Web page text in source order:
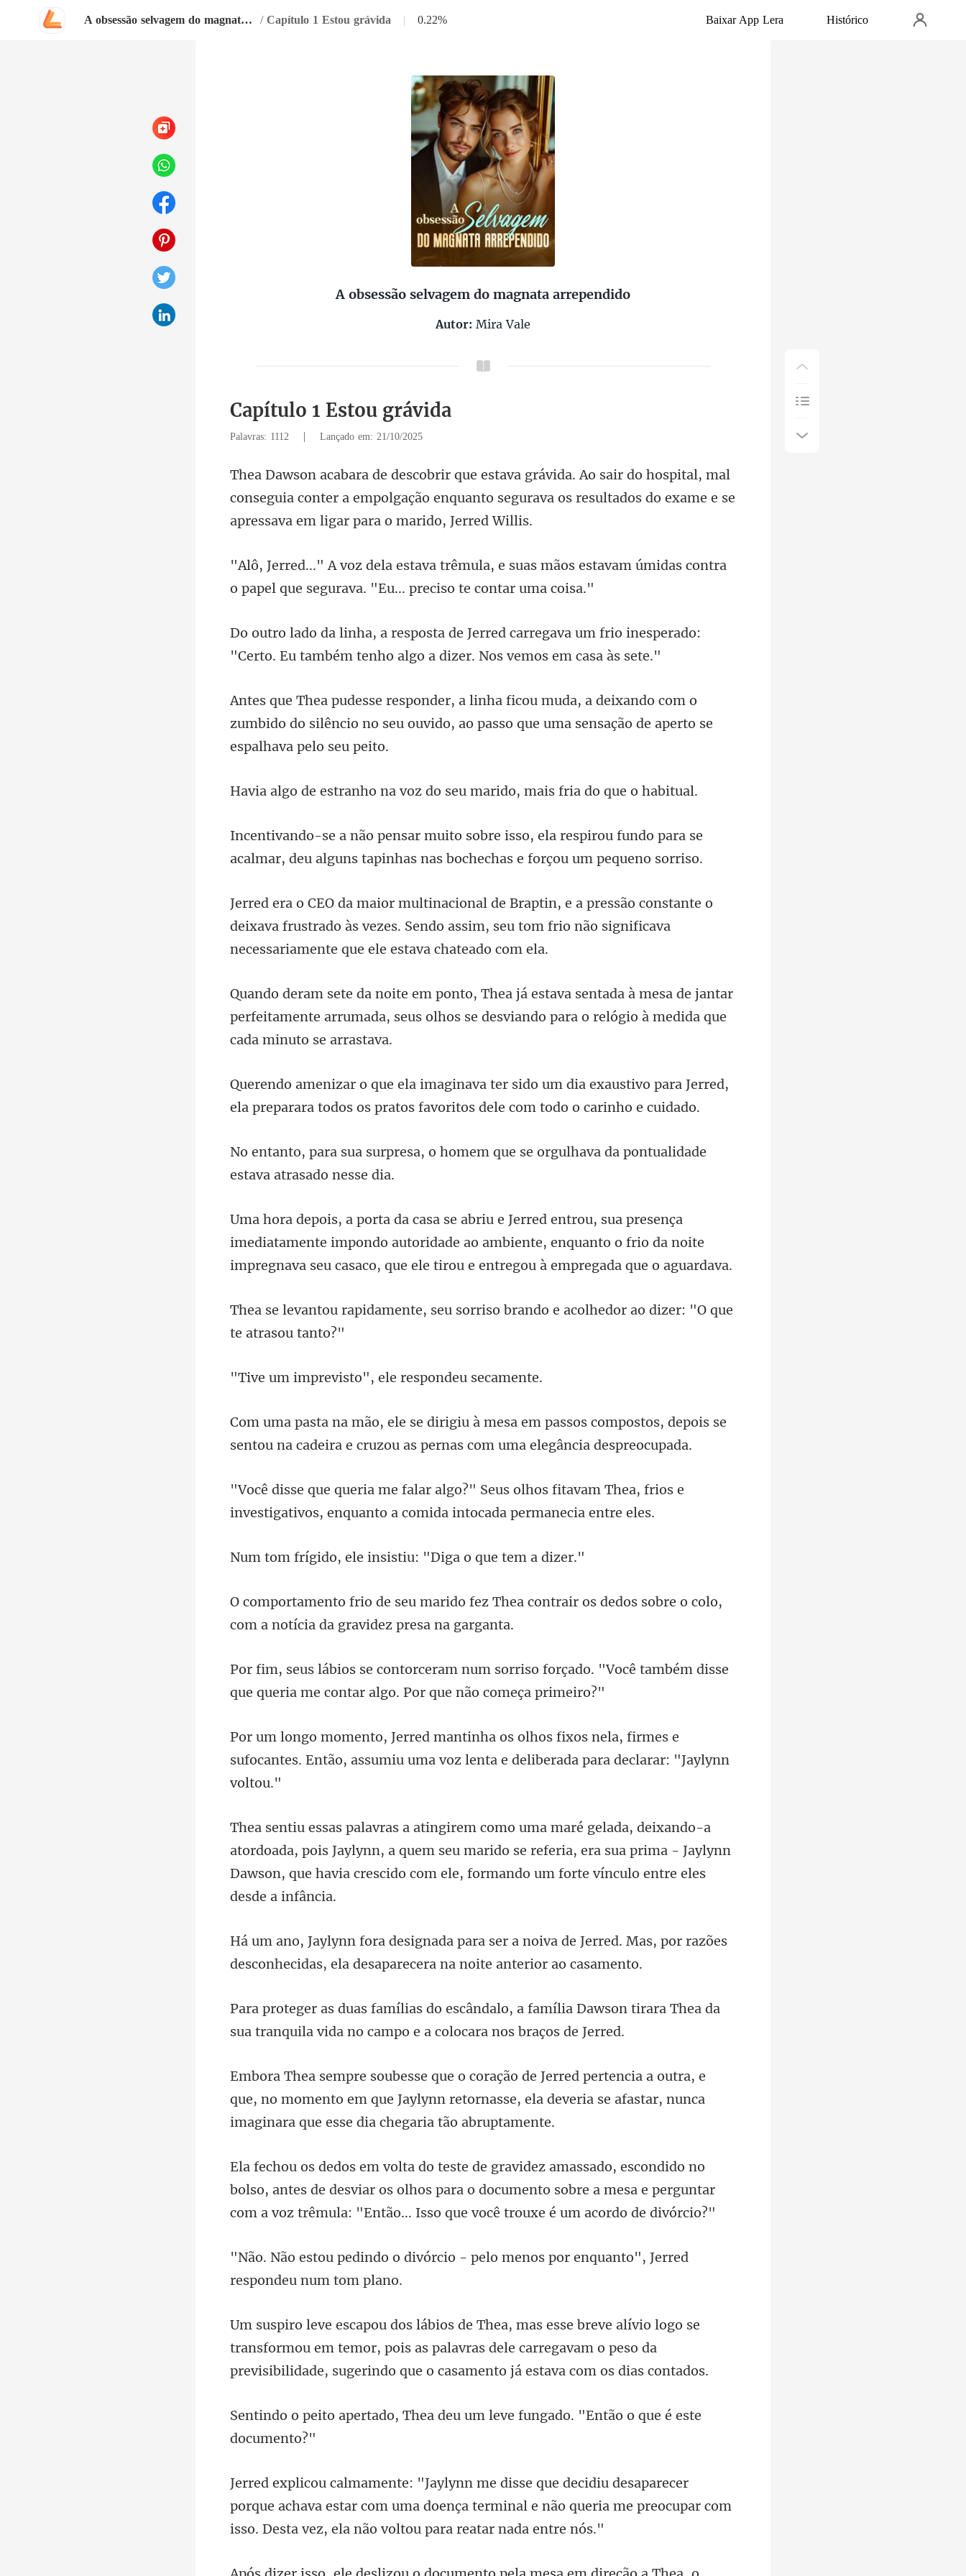
A obsessão selvagem do magnata arrependido / Capítulo 1 Estou grávida | 0.22% Baixar App Lera Histórico
A obsessão selvagem do magnata arrependido
Autor: Mira Vale
Capítulo 1 Estou grávida
Palavras: 1112 | Lançado em: 21/10/2025
pital, mal
conseguia conter a empolgação enquanto segurava os resul
suas mãos estavam úmidas contra
o papel que
arregava um frio inesperado:
"Certo. Eu também
eixando com o
zumbido do silêncio no seu ouvido, ao passo
a voz do seu marido, mai
la respirou fundo para se
acalmar, deu alguns ta
onstante o
deixava frustrado às vezes. Sendo assim, seu tom frio
à mesa de jantar
perfeitamente arrumada, seus olhos se des
dia exaustivo para Jerred,
ela preparara todos os
homem que se orgulhava da pontual
mediatamente impondo autoridade ao ambiente, enquanto o frio da noite
imp
u sorriso brando e acolhedor ao
isto", ele resp
assos compostos, depois se
sentou na cadeira e c
hos fitavam Thea, frios e
investigativos, enqu
le insistiu: "Diga
hea contrair os dedos sobre o colo,
com
iso forçado. "Você também disse
que queria m
s nela, firmes e
sufocantes. Então, assumiu uma voz
a, pois Jaylynn, a quem seu marido se referia, era sua prima - Jaylynn
Dawson, q
iva de Jerred. Mas, por razões
desconhecidas, e
família Dawson tirara Thea da
sua tranquila v
utra, e
que, no momento em que Jaylynn retornasse, ela deveria se
olso, antes de desviar os olhos para o documento sobre a mesa e perguntar
cio - pelo menos por enquanto",
se
transformou em temor, pois as palavras dele carregavam o peso da
pre
hea deu um leve fungado. "En
r
porque achava estar com uma doença terminal e não queria me preocu